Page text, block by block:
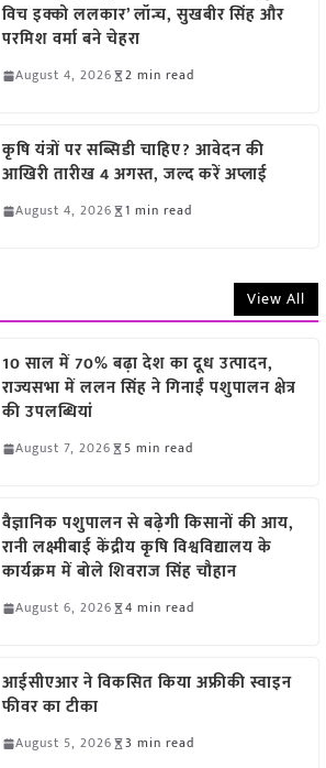
विच इक्को ललकार’ लॉन्च, सुखबीर सिंह और
परमिश वर्मा बने चेहरा
August 4, 2026 2 min read
कृषि यंत्रों पर सब्सिडी चाहिए? आवेदन की
आखिरी तारीख 4 अगस्त, जल्द करें अप्लाई
August 4, 2026 1 min read
View All
10 साल में 70% बढ़ा देश का दूध उत्पादन,
राज्यसभा में ललन सिंह ने गिनाईं पशुपालन क्षेत्र
की उपलब्धियां
August 7, 2026 5 min read
वैज्ञानिक पशुपालन से बढ़ेगी किसानों की आय,
रानी लक्ष्मीबाई केंद्रीय कृषि विश्वविद्यालय के
कार्यक्रम में बोले शिवराज सिंह चौहान
August 6, 2026 4 min read
आईसीएआर ने विकसित किया अफ्रीकी स्वाइन
फीवर का टीका
August 5, 2026 3 min read